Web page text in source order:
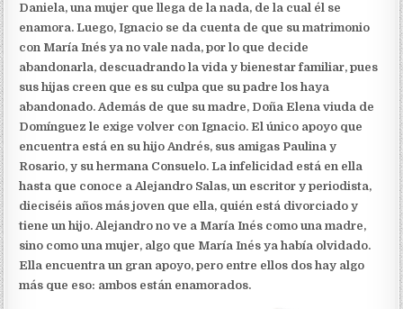
Daniela, una mujer que llega de la nada, de la cual él se
enamora. Luego, Ignacio se da cuenta de que su matrimonio
con María Inés ya no vale nada, por lo que decide
abandonarla, descuadrando la vida y bienestar familiar, pues
sus hijas creen que es su culpa que su padre los haya
abandonado. Además de que su madre, Doña Elena viuda de
Domínguez le exige volver con Ignacio. El único apoyo que
encuentra está en su hijo Andrés, sus amigas Paulina y
Rosario, y su hermana Consuelo. La infelicidad está en ella
hasta que conoce a Alejandro Salas, un escritor y periodista,
dieciséis años más joven que ella, quién está divorciado y
tiene un hijo. Alejandro no ve a María Inés como una madre,
sino como una mujer, algo que María Inés ya había olvidado.
Ella encuentra un gran apoyo, pero entre ellos dos hay algo
más que eso: ambos están enamorados.